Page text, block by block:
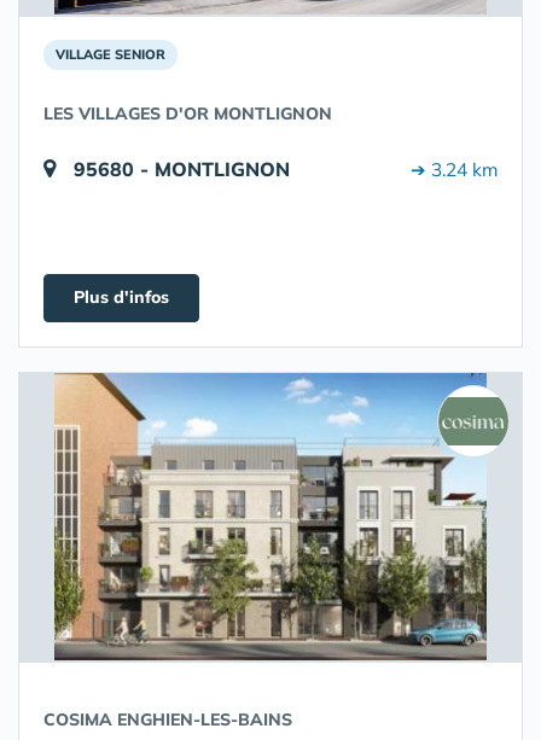
VILLAGE SENIOR
LES VILLAGES D'OR MONTLIGNON
95680 - MONTLIGNON ➔ 3.24 km
Plus d'infos
COSIMA ENGHIEN-LES-BAINS